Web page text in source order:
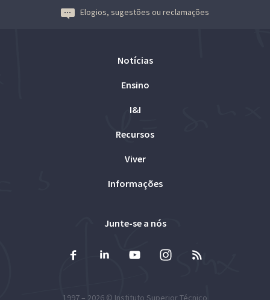
Elogios, sugestões ou reclamações
Notícias
Ensino
I&I
Recursos
Viver
Informações
Junte-se a nós
1997 – 2026 © Instituto Superior Técnico